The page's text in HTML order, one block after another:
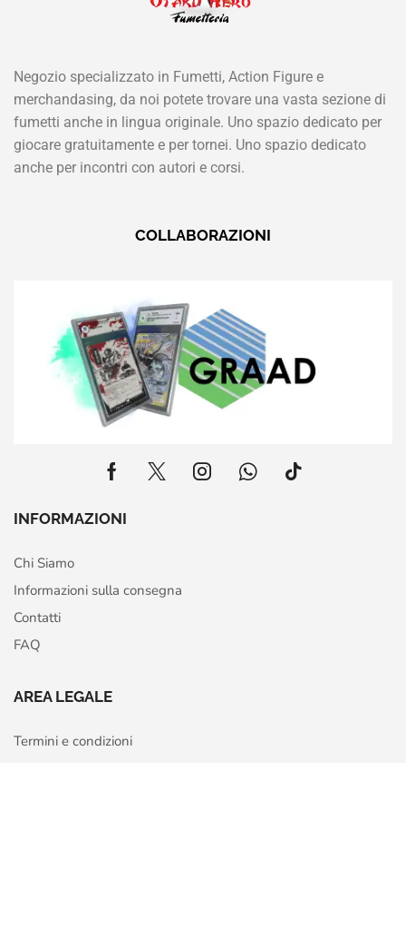
Negozio specializzato in Fumetti, Action Figure e
merchandasing, da noi potete trovare una vasta sezione di
fumetti anche in lingua originale. Uno spazio dedicato per
giocare gratuitamente e per tornei. Uno spazio dedicato
anche per incontri con autori e corsi.
COLLABORAZIONI
INFORMAZIONI
Chi Siamo
Informazioni sulla consegna
Contatti
FAQ
AREA LEGALE
Termini e condizioni